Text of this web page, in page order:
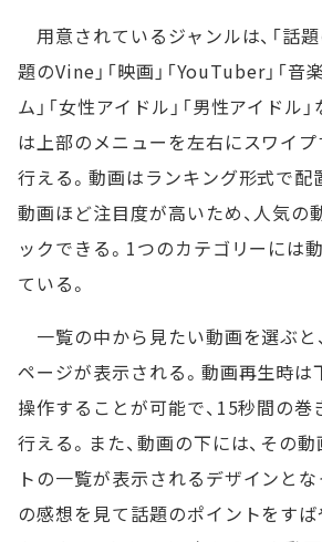
用意されているジャンルは、「話
題のVine」「映画」「YouTuber」「音
ム」「女性アイドル」「男性アイドル
は上部のメニューを左右にスワイ
行える。動画はランキング形式で配
動画ほど注目度が高いため、人気の
ックできる。1つのカテゴリーには
ている。
一覧の中から見たい動画を選ぶと
ページが表示される。動画再生時は
操作することが可能で、15秒間の
行える。また、動画の下には、その
トの一覧が表示されるデザインとな
の感想を見て話題のポイントをす